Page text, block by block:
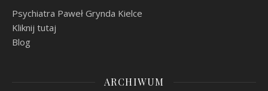
Psychiatra Paweł Grynda Kielce
Kliknij tutaj
Blog
ARCHIWUM